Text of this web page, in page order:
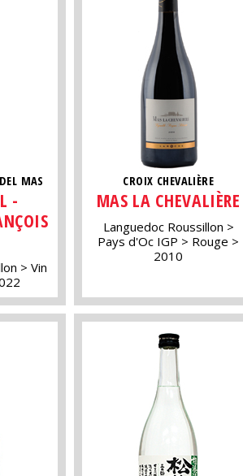
MAS
-
Vin
CROIX CHEVALIÈRE
MAS LA CHEVALIÈRE
Languedoc Roussillon
Pays d'Oc IGP
Rouge
2010